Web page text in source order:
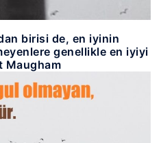
birisi de, en iyinin
genellikle en iyiyi
Maugham